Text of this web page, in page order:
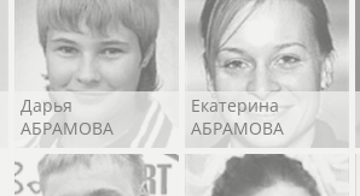
Дарья
АБРАМОВА
Екатерина
АБРАМОВА